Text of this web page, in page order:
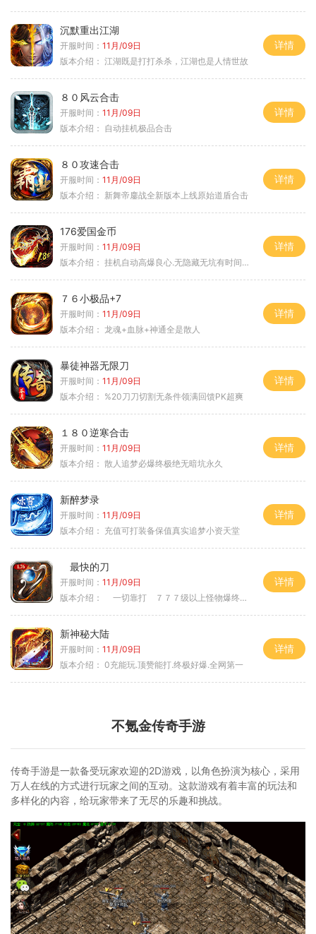
沉默重出江湖
开服时间： 11月/09日
版本介绍： 江湖既是打打杀杀，江湖也是人情世故
详情
８０风云合击
开服时间： 11月/09日
版本介绍： 自动挂机极品合击
详情
８０攻速合击
开服时间： 11月/09日
版本介绍： 新舞帝鏖战全新版本上线原始道盾合击
详情
176爱国金币
开服时间： 11月/09日
版本介绍： 挂机自动高爆良心.无隐藏无坑有时间就是
详情
７６小极品+7
开服时间： 11月/09日
版本介绍： 龙魂+血脉+神通全是散人
详情
暴徒神器无限刀
开服时间： 11月/09日
版本介绍： %20刀刀切割无条件领满回馈PK超爽
详情
１８０逆寒合击
开服时间： 11月/09日
版本介绍： 散人追梦必爆终极绝无暗坑永久
详情
新醉梦录
开服时间： 11月/09日
版本介绍： 充值可打装备保值真实追梦小资天堂
详情
最快的刀
开服时间： 11月/09日
版本介绍：
一切靠打 ７７７级以上怪物爆终极
详情
新神秘大陆
开服时间： 11月/09日
版本介绍： 0充能玩.顶赞能打.终极好爆.全网第一
详情
不氪金传奇手游
传奇手游是一款备受玩家欢迎的2D游戏，以角色扮演为核心，采用
万人在线的方式进行玩家之间的互动。这款游戏有着丰富的玩法和
多样化的内容，给玩家带来了无尽的乐趣和挑战。